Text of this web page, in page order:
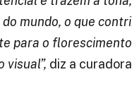
mundo, o que
para o
visual”, diz a